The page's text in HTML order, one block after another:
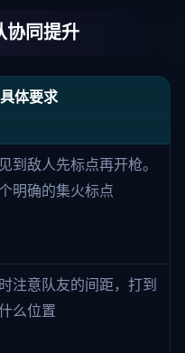
协同提升
具体要求
到敌人先标点再开枪。
明确的集火标点
注意队友的间距，打到
么位置